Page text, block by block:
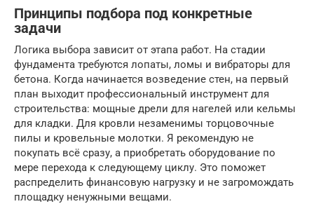
Принципы подбора под конкретные
задачи
Логика выбора зависит от этапа работ. На стадии
фундамента требуются лопаты, ломы и вибраторы для
бетона. Когда начинается возведение стен, на первый
план выходит профессиональный инструмент для
строительства: мощные дрели для нагелей или кельмы
для кладки. Для кровли незаменимы торцовочные
пилы и кровельные молотки. Я рекомендую не
покупать всё сразу, а приобретать оборудование по
мере перехода к следующему циклу. Это поможет
распределить финансовую нагрузку и не загромождать
площадку ненужными вещами.